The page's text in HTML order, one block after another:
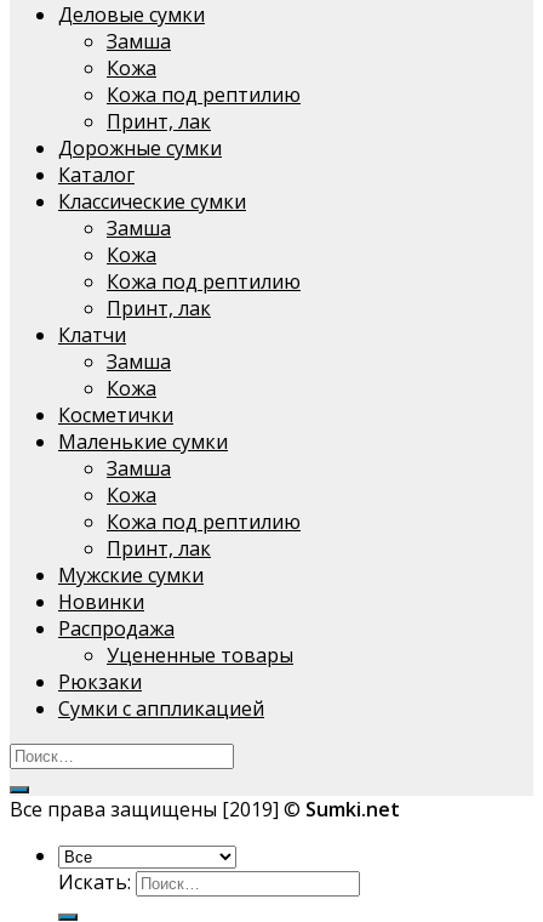
Деловые сумки
Замша
Кожа
Кожа под рептилию
Принт, лак
Дорожные сумки
Каталог
Классические сумки
Замша
Кожа
Кожа под рептилию
Принт, лак
Клатчи
Замша
Кожа
Косметички
Маленькие сумки
Замша
Кожа
Кожа под рептилию
Принт, лак
Мужские сумки
Новинки
Распродажа
Уцененные товары
Рюкзаки
Сумки с аппликацией
Все права защищены [2019] © Sumki.net
Искать: